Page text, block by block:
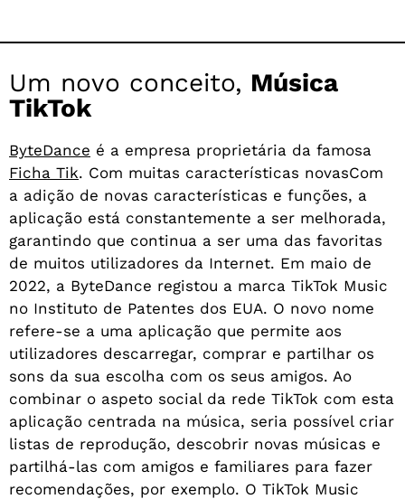
Um novo conceito, Música
TikTok
ByteDance é a empresa proprietária da famosa
Ficha Tik. Com muitas características novasCom
a adição de novas características e funções, a
aplicação está constantemente a ser melhorada,
garantindo que continua a ser uma das favoritas
de muitos utilizadores da Internet. Em maio de
2022, a ByteDance registou a marca TikTok Music
no Instituto de Patentes dos EUA. O novo nome
refere-se a uma aplicação que permite aos
utilizadores descarregar, comprar e partilhar os
sons da sua escolha com os seus amigos. Ao
combinar o aspeto social da rede TikTok com esta
aplicação centrada na música, seria possível criar
listas de reprodução, descobrir novas músicas e
partilhá-las com amigos e familiares para fazer
recomendações, por exemplo. O TikTok Music